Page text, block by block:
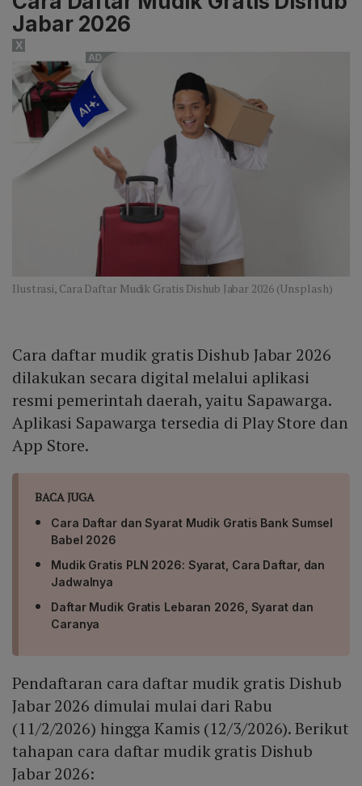
Bogor‑Pelabuhan Ratu (200 tiket),
Bandung‑Yogyakarta tambahan (48 tiket),
Bandung‑Wonogiri (192 tiket), Bandung‑Solo tambahan
(144 tiket), Bandung‑Sem48 tiket), serta
Bandung‑Sragen (48 tiket).
Jabar 2026
Ilustrasi, Cara Daftar Mudik Gratis Dishub Jabar 2026 (Unsplash)
Cara daftar mudik gratis Dishub Jabar 2026
dilakukan secara digital melalui aplikasi
resmi pemerintah daerah, yaitu Sapawarga.
Aplikasi Sapawarga tersedia di Play Store dan
App Store.
BACA JUGA
Cara Daftar dan Syarat Mudik Gratis Bank Sumsel
Babel 2026
Mudik Gratis PLN 2026: Syarat, Cara Daftar, dan
Jadwalnya
Daftar Mudik Gratis Lebaran 2026, Syarat dan
Caranya
Pendaftaran cara daftar mudik gratis Dishub
Jabar 2026 dimulai mulai dari Rabu
(11/2/2026) hingga Kamis (12/3/2026). Berikut
tahapan cara daftar mudik gratis Dishub
Jabar 2026:
X